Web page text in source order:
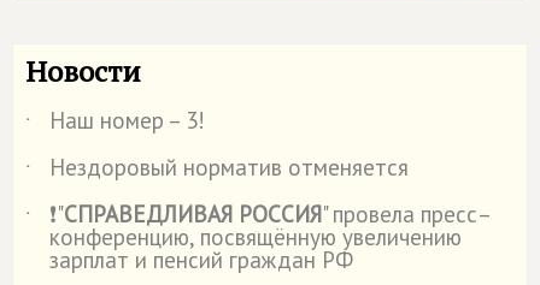
Новости
˙
Наш номер – 3!
˙
Нездоровый норматив отменяется
˙
❗"СПРАВЕДЛИВАЯ РОССИЯ" провела пресс–
конференцию, посвящённую увеличению
зарплат и пенсий граждан РФ